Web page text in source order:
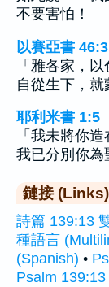
不要害怕！
以賽亞書 46:3
「雅各家，
自從生下，就
耶利米書 1:5
「我未將你
我已分別你為
鏈接 (Links)
詩篇 139:13
種語言
(Spanish) •
Psalm